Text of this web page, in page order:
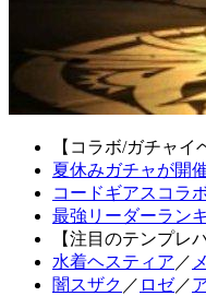
【コラボ/ガチャイ
夏休みガチャが開
コードギアスコラ
最強リーダーラン
【注目のテンプレ
水着ヘスティア ／
闇スザク ／ ロゼ／